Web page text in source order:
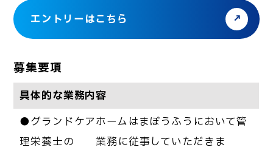
エントリーはこちら
募集要項
具体的な業務内容
●グランドケアホームはまぼうふうにおいて管
理栄養士の 業務に従事していただきま